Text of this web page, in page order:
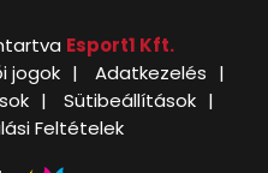
Esport1 Kft.
jogok
Adatkezelés
Sütibeállítások
Feltételek